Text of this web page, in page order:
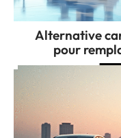
Alternative
pour